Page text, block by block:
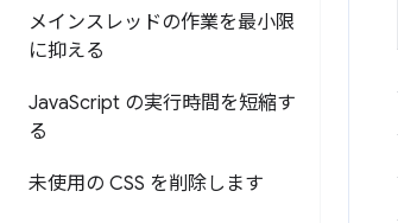
メインスレッドの作業を最小限
に抑える
JavaScript の実行時間を短縮す
る
未使用の CSS を削除します